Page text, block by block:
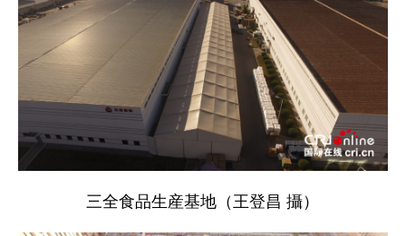
三全食品生産基地（王登昌 攝）